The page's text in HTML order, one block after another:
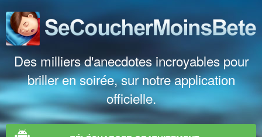
Des milliers d'anecdotes incroyables pour
briller en soirée, sur notre application
officielle.